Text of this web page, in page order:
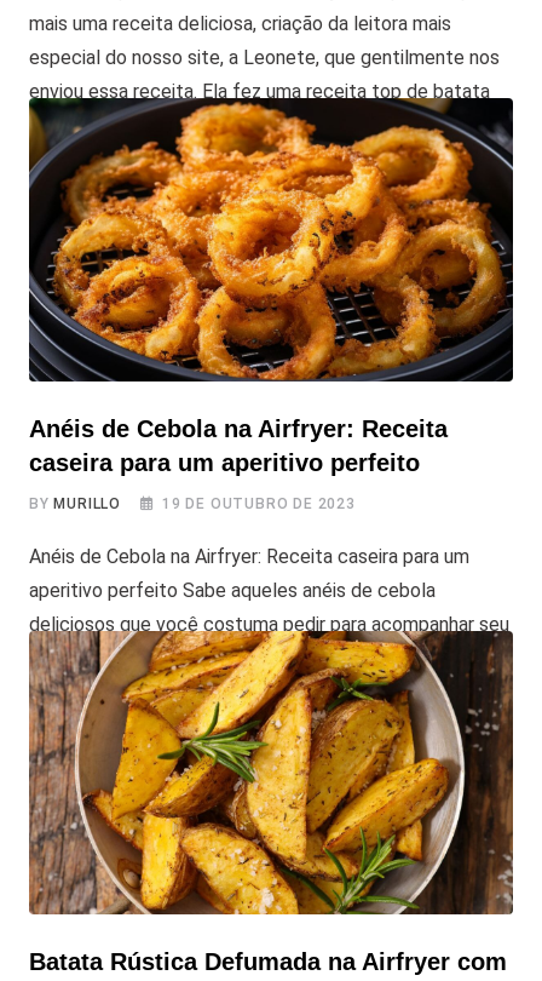
mais uma receita deliciosa, criação da leitora mais
especial do nosso site, a Leonete, que gentilmente nos
enviou essa receita. Ela fez uma receita top de batata
empanada e assada na AirFryer, usando a clássica batata
inglesa, e com uma novidade, batata empanada com
tapioca. A Leonete
Anéis de Cebola na Airfryer: Receita
caseira para um aperitivo perfeito
BYMURILLO 19 DE OUTUBRO DE 2023
Anéis de Cebola na Airfryer: Receita caseira para um
aperitivo perfeito Sabe aqueles anéis de cebola
deliciosos que você costuma pedir para acompanhar seu
lanche? Agora você pode fazê-los na sua própria casa. E
a melhor parte? Vamos fazer os Anéis de Cebola na
Airfryer de modo caseiro, com o segredo para deixá-los
crocantes e
Batata Rústica Defumada na Airfryer com